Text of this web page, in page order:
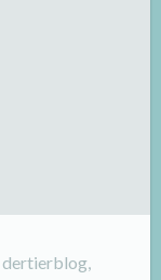
dertierblog,